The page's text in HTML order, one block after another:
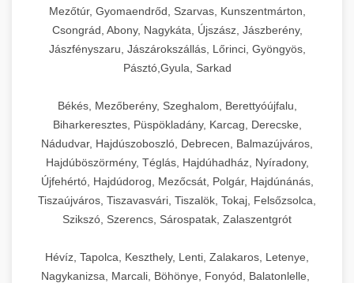
Mezőtúr, Gyomaendrőd, Szarvas, Kunszentmárton,
Csongrád, Abony, Nagykáta, Újszász, Jászberény,
Jászfényszaru, Jászárokszállás, Lőrinci, Gyöngyös,
Pásztó,Gyula, Sarkad
Békés, Mezőberény, Szeghalom, Berettyóújfalu,
Biharkeresztes, Püspökladány, Karcag, Derecske,
Nádudvar, Hajdúszoboszló, Debrecen, Balmazújváros,
Hajdúböszörmény, Téglás, Hajdúhadház, Nyíradony,
Újfehértó, Hajdúdorog, Mezőcsát, Polgár, Hajdúnánás,
Tiszaújváros, Tiszavasvári, Tiszalök, Tokaj, Felsőzsolca,
Szikszó, Szerencs, Sárospatak, Zalaszentgrót
Hévíz, Tapolca, Keszthely, Lenti, Zalakaros, Letenye,
Nagykanizsa, Marcali, Böhönye, Fonyód, Balatonlelle,